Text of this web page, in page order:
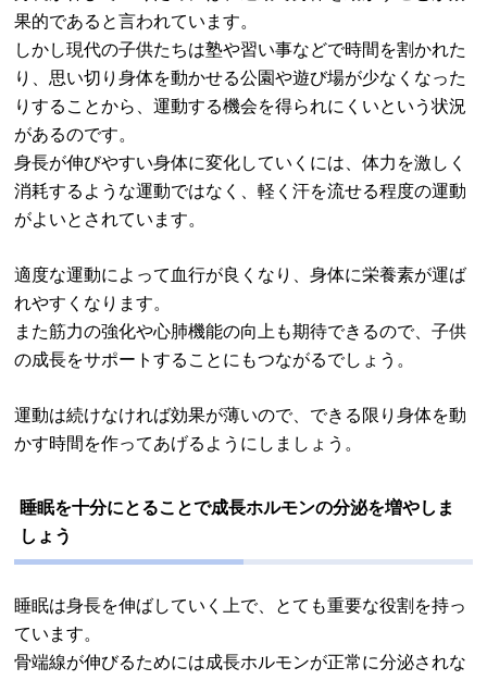
果的であると言われています。
しかし現代の子供たちは塾や習い事などで時間を割かれた
り、思い切り身体を動かせる公園や遊び場が少なくなった
りすることから、運動する機会を得られにくいという状況
があるのです。
身長が伸びやすい身体に変化していくには、体力を激しく
消耗するような運動ではなく、軽く汗を流せる程度の運動
がよいとされています。
適度な運動によって血行が良くなり、身体に栄養素が運ば
れやすくなります。
また筋力の強化や心肺機能の向上も期待できるので、子供
の成長をサポートすることにもつながるでしょう。
運動は続けなければ効果が薄いので、できる限り身体を動
かす時間を作ってあげるようにしましょう。
睡眠を十分にとることで成長ホルモンの分泌を増やしま
しょう
睡眠は身長を伸ばしていく上で、とても重要な役割を持っ
ています。
骨端線が伸びるためには成長ホルモンが正常に分泌されな